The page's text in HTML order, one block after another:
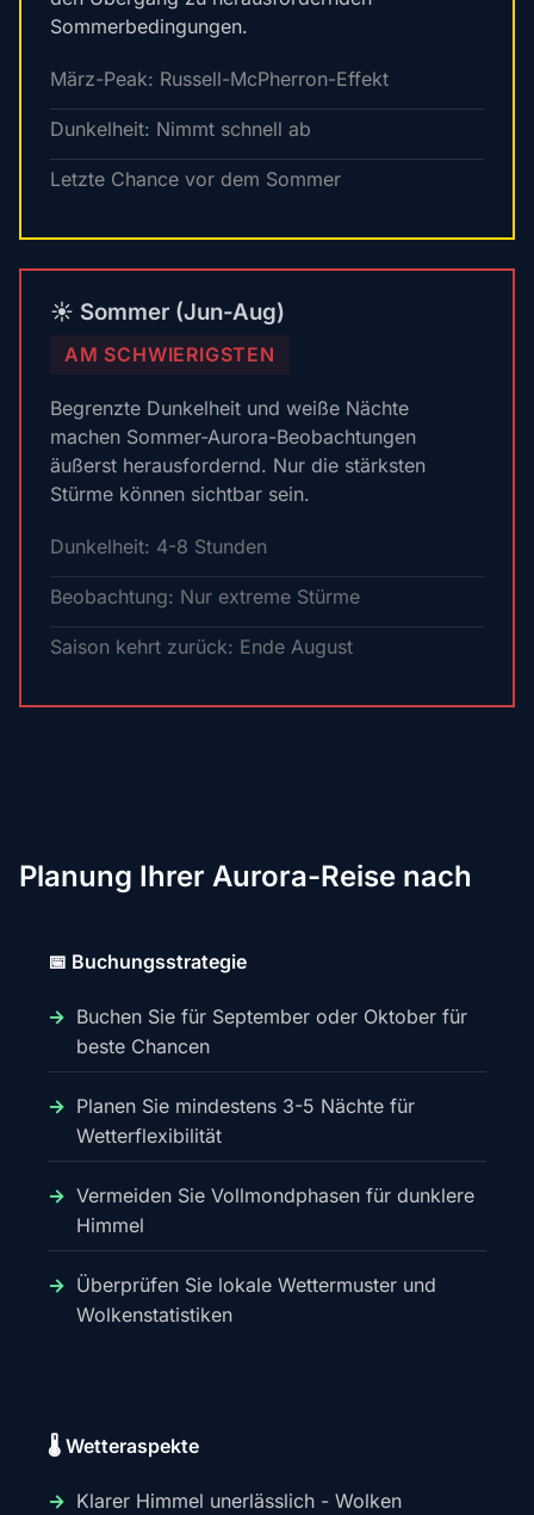
Sommerbedingungen.
März-Peak: Russell-McPherron-Effekt
Dunkelheit: Nimmt schnell ab
Letzte Chance vor dem Sommer
☀️ Sommer (Jun-Aug)
AM SCHWIERIGSTEN
Begrenzte Dunkelheit und weiße Nächte
machen Sommer-Aurora-Beobachtungen
äußerst herausfordernd. Nur die stärksten
Stürme können sichtbar sein.
Dunkelheit: 4-8 Stunden
Beobachtung: Nur extreme Stürme
Saison kehrt zurück: Ende August
Planung Ihrer Aurora-Reise nach
📅 Buchungsstrategie
Buchen Sie für September oder Oktober für
beste Chancen
Planen Sie mindestens 3-5 Nächte für
Wetterflexibilität
Vermeiden Sie Vollmondphasen für dunklere
Himmel
Überprüfen Sie lokale Wettermuster und
Wolkenstatistiken
🌡️ Wetteraspekte
Klarer Himmel unerlässlich - Wolken